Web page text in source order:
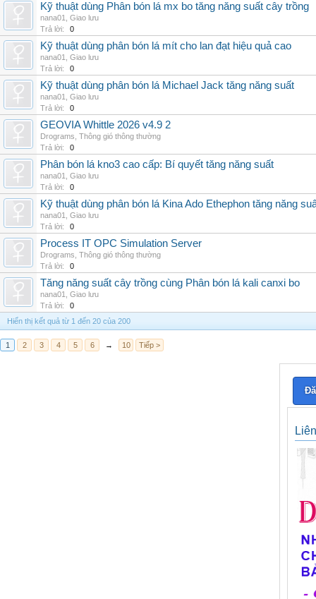
Kỹ thuật dùng Phân bón lá mx bo tăng năng suất cây trồng
nana01
Giao lưu
Trả lời:
0
Kỹ thuật dùng phân bón lá mít cho lan đạt hiệu quả cao
nana01
Giao lưu
Trả lời:
0
Kỹ thuật dùng phân bón lá Michael Jack tăng năng suất
nana01
Giao lưu
Trả lời:
0
GEOVIA Whittle 2026 v4.9 2
Drograms Thông gió thông thường
Trả lời:
0
Phân bón lá kno3 cao cấp: Bí quyết tăng năng suất
nana01
Giao lưu
Trả lời:
0
Kỹ thuật dùng phân bón lá Kina Ado Ethephon tăng năng
nana01
Giao lưu
Trả lời:
0
Process IT OPC Simulation Server
Drograms Thông gió thông thường
Trả lời:
0
Tăng năng suất cây trồng cùng Phân bón lá kali canxi bo
nana01
Giao lưu
Trả lời:
0
Hiển thị kết quả từ 1 đến 20 của 200
1 2 3 4 5 6 → 10 Tiếp >